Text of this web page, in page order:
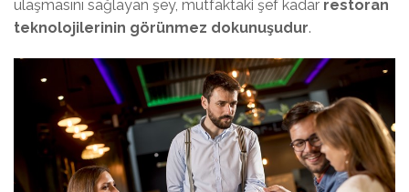
ulaşmasını sağlayan şey, mutfaktaki şef kadar restoran
teknolojilerinin görünmez dokunuşudur.